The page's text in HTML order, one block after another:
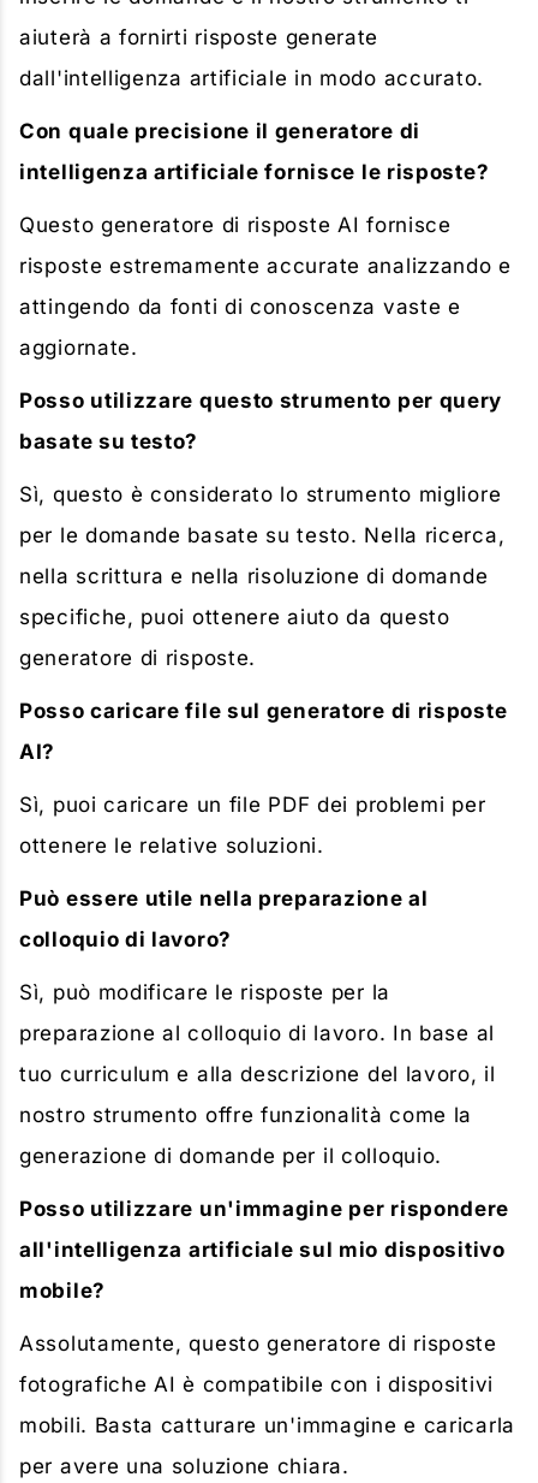
aiuterà a fornirti risposte generate
dall'intelligenza artificiale in modo accurato.
Con quale precisione il generatore di
intelligenza artificiale fornisce le risposte?
Questo generatore di risposte AI fornisce
risposte estremamente accurate analizzando e
attingendo da fonti di conoscenza vaste e
aggiornate.
Posso utilizzare questo strumento per query
basate su testo?
Sì, questo è considerato lo strumento migliore
per le domande basate su testo. Nella ricerca,
nella scrittura e nella risoluzione di domande
specifiche, puoi ottenere aiuto da questo
generatore di risposte.
Posso caricare file sul generatore di risposte
AI?
Sì, puoi caricare un file PDF dei problemi per
ottenere le relative soluzioni.
Può essere utile nella preparazione al
colloquio di lavoro?
Sì, può modificare le risposte per la
preparazione al colloquio di lavoro. In base al
tuo curriculum e alla descrizione del lavoro, il
nostro strumento offre funzionalità come la
generazione di domande per il colloquio.
Posso utilizzare un'immagine per rispondere
all'intelligenza artificiale sul mio dispositivo
mobile?
Assolutamente, questo generatore di risposte
fotografiche AI ​​è compatibile con i dispositivi
mobili. Basta catturare un'immagine e caricarla
per avere una soluzione chiara.